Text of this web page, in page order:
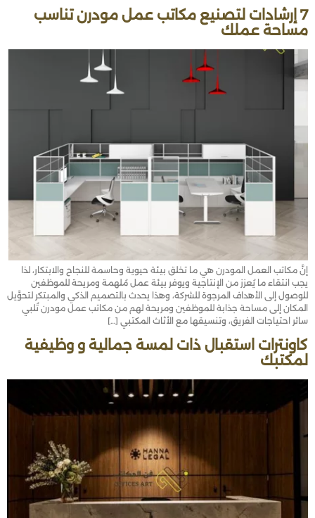
7 إرشادات لتصنيع مكاتب عمل مودرن تناسب
مساحة عملك
إنَّ مكاتب العمل المودرن هي ما تخلق بيئة حيوية وحاسمة للنجاح والابتكار، لذا
يجب انتقاء ما يُعزز من الإنتاجية ويوفر بيئة عمل مُلهمة ومريحة للموظفين
للوصول إلى الأهداف المرجوة للشركة، وهذا يحدث بالتصميم الذكي والمبتكر لتحوَّيل
المكان إلى مساحة جذابة للموظفين ومريحة لهم من مكاتب عمل مودرن تُلبي
سائر احتياجات الفريق، وتنسيقها مع الأثاث المكتبي […]
كاونترات استقبال ذات لمسة جمالية و وظيفية
لمكتبك